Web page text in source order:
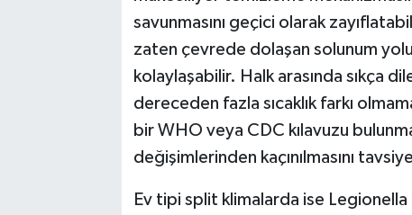
savunmasını geçici olarak
zaten çevrede dolaşan solunum
kolaylaşabilir. Halk arasında sıkça
dereceden fazla sıcaklık farkı
bir WHO veya CDC kılavuzu
değişimlerinden kaçınılmasını
Ev tipi split klimalarda ise Legionella